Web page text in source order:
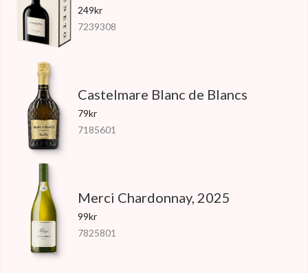
249kr
7239308
Castelmare Blanc de Blancs
79kr
7185601
Merci Chardonnay, 2025
99kr
7825801